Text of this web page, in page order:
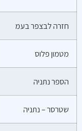
חזרה לבצפר בעמ
מטמון פלוס
הספר נתניה
שטרסר – נתניה